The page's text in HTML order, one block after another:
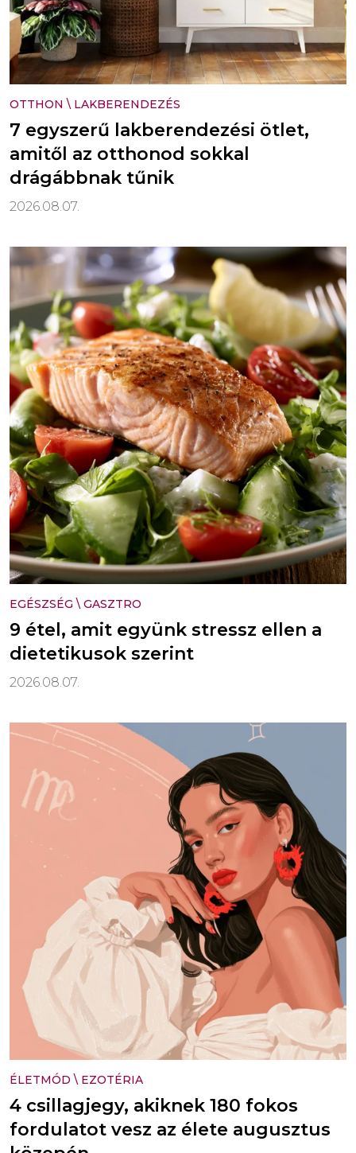
OTTHON \ LAKBERENDEZÉS
7 egyszerű lakberendezési ötlet,
amitől az otthonod sokkal
drágábbnak tűnik
2026.08.07.
EGÉSZSÉG \ GASZTRO
9 étel, amit együnk stressz ellen a
dietetikusok szerint
2026.08.07.
ÉLETMÓD \ EZOTÉRIA
4 csillagjegy, akiknek 180 fokos
fordulatot vesz az élete augusztus